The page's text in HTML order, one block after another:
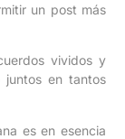
un post más
vividos y
juntos en tantos
es en esencia